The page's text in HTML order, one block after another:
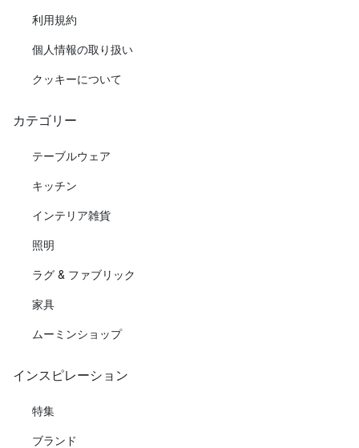
利用規約
個人情報の取り扱い
クッキーについて
カテゴリー
テーブルウェア
キッチン
インテリア雑貨
照明
ラグ & ファブリック
家具
ムーミンショップ
インスピレーション
特集
ブランド